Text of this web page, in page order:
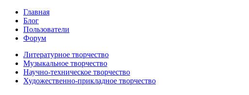
Главная
Блог
Пользователи
Форум
Литературное творчество
Музыкальное творчество
Научно-техническое творчество
Художественно-прикладное творчество